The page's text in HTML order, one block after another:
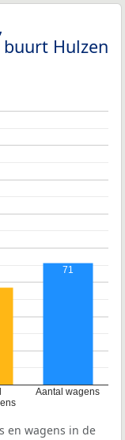
Hulzen
Aantal wagens
71
en wagens in de